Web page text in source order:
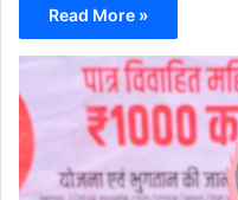
Read More »